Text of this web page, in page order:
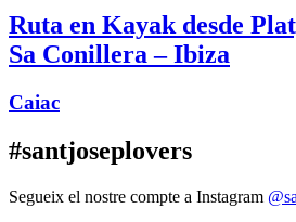
Ruta en Kayak desde
Sa Conillera – Ibiza
Caiac
#santjoseplovers
Segueix el nostre compte a Instagram